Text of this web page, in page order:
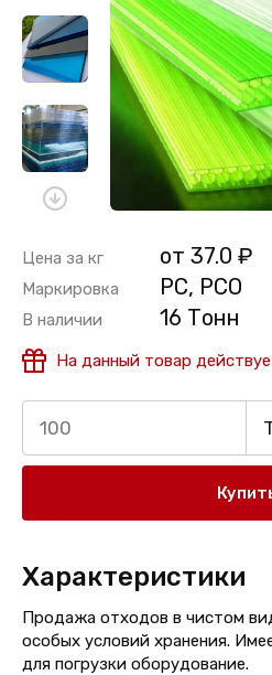
Цена за кг от 37.0 ₽
Маркировка PC, PCO
В наличии 16 Тонн
На данный товар
Характеристики
Продажа отходов в чистом
особых условий хранения.
для погрузки оборудование.